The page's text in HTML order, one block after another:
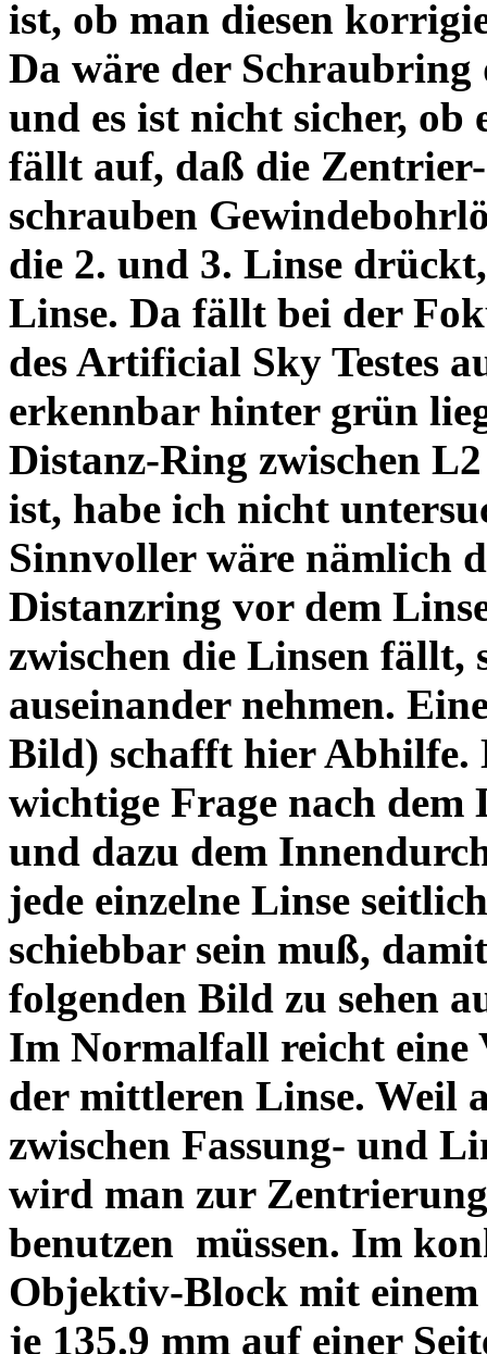
ist, ob man diesen
Da wäre der
und es ist nicht sicher,
fällt auf, daß die Zentrier-
schrauben
die 2. und 3. Linse
Linse. Da fällt bei der
des Artificial Sky Testes
erkennbar hinter grün
Distanz-Ring zwischen
ist, habe ich nicht
Sinnvoller wäre nämlich
Distanzring vor dem
zwischen die Linsen fällt,
auseinander nehmen.
Bild) schafft hier Abhilfe.
wichtige Frage nach dem
und dazu dem
jede einzelne Linse
schiebbar sein muß,
folgenden Bild zu sehen
Im Normalfall reicht eine
der mittleren Linse. Weil
zwischen Fassung- und
wird man zur
benutzen müssen. Im
Objektiv-Block mit einem
je 135.9 mm auf einer